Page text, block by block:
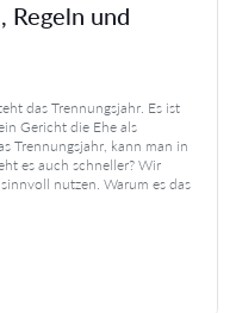
Regeln und
das Trennungsjahr. Es ist
Gericht die Ehe als
Trennungsjahr, kann man in
es auch schneller? Wir
nutzen. Warum es das